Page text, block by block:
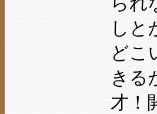
しと
どこ
きる
才！